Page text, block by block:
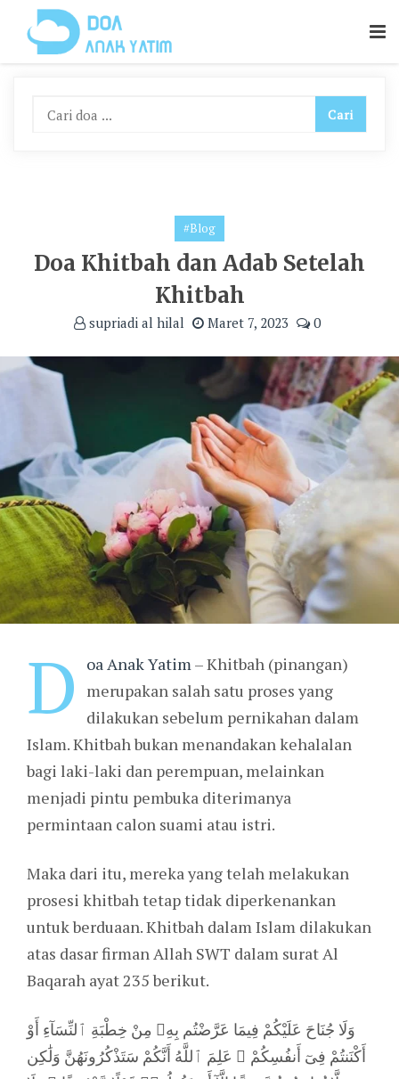
Content
#Blog
Doa Khitbah dan Adab Setelah
Khitbah
supriadi al hilal Maret 7, 2023 0
D oa Anak Yatim– Khitbah (pinangan)
merupakan salah satu proses yang
dilakukan sebelum pernikahan dalam
Islam. Khitbah bukan menandakan kehalalan
bagi laki-laki dan perempuan, melainkan
menjadi pintu pembuka diterimanya
permintaan calon suami atau istri.
Maka dari itu, mereka yang telah melakukan
prosesi khitbah tetap tidak diperkenankan
untuk berduaan. Khitbah dalam Islam dilakukan
atas dasar firman Allah SWT dalam surat Al
Baqarah ayat 235 berikut.
وَلَا جُنَاحَ عَلَيْكُمْ فِيمَا عَرَّضْتُم بِهِۦ مِنْ خِطْبَةِ ٱلنِّسَآءِ أَوْ
أَكْنَنتُمْ فِىٓ أَنفُسِكُمْ ۚ عَلِمَ ٱللَّهُ أَنَّكُمْ سَتَذْكُرُونَهُنَّ وَلَٰكِن